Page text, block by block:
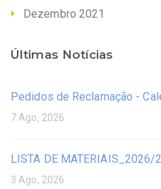
Dezembro 2021
Últimas Notícias
Pedidos de Reclamação -
7 Ago, 2026
LISTA DE MATERIAIS_2026/
3 Ago, 2026